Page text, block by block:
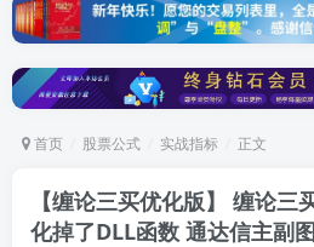
首页 股票公式 实战指标 正文
【缠论三买优化版】 缠论三
化掉了DLL函数 通达信主副